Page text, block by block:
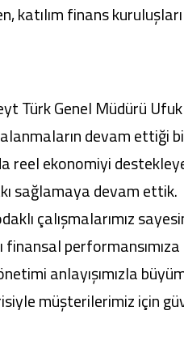
katılım finans
Türk Genel Müdürü
devam ettiği
reel ekonomiyi
sağlamaya devam ettik.
çalışmalarımız
performansımıza
anlayışımızla
müşterilerimiz için